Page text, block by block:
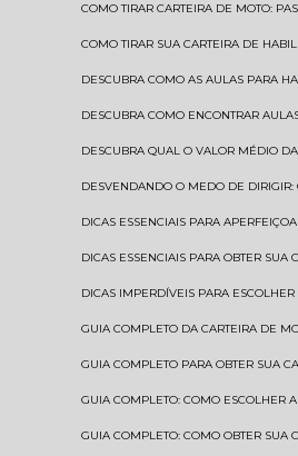
COMO TIRAR CARTEIRA DE MOTO:
COMO TIRAR SUA CARTEIRA DE
DESCUBRA COMO AS AULAS PARA
DESCUBRA COMO ENCONTRAR
DESCUBRA QUAL O VALOR MÉDIO
DESVENDANDO O MEDO DE
DICAS ESSENCIAIS PARA
DICAS ESSENCIAIS PARA OBTER
DICAS IMPERDÍVEIS PARA
GUIA COMPLETO DA CARTEIRA DE
GUIA COMPLETO PARA OBTER SUA
GUIA COMPLETO: COMO
GUIA COMPLETO: COMO OBTER